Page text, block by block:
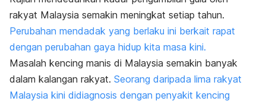
rakyat Malaysia semakin meningkat setiap tahun.
Perubahan mendadak yang berlaku ini berkait rapat
dengan perubahan gaya hidup kita masa kini.
Masalah kencing manis di Malaysia semakin banyak
dalam kalangan rakyat. Seorang daripada lima rakyat
Malaysia kini didiagnosis dengan penyakit kencing